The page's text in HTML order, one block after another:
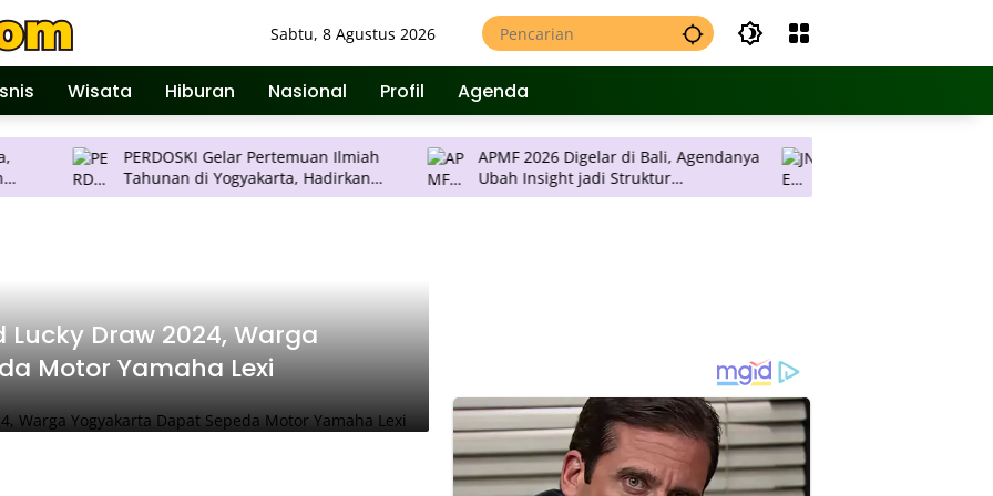
Sabtu, 8 Agustus 2026
Wisata Hiburan Nasional Profil Agenda
PERDOSKI Gelar Pertemuan Ilmiah
Tahunan di Yogyakarta, Hadirkan
Inovasi Dermatologi Terkini
APMF 2026 Digelar di Bali, Agendanya
Ubah Insight jadi Struktur
Pengambilan Keputusan
JNE Promo Ongkos Kirim, Tarif
Rp 2 Ribu per Kilogram ke
Pulau Jawa
Lucky Draw 2024, Warga
Motor Yamaha Lexi